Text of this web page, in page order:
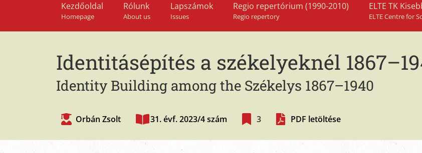
Kezdőoldal
Homepage
Rólunk
About us
Lapszámok
Issues
Regio repertórium (1990-2010)
Regio repertory
ELTE TK
ELTE Centre for
Identitásépítés a székelyeknél
Identity Building among the Székelys 1867–1940
Orbán Zsolt 31. évf. 2023/4 szám 3 PDF letöltése